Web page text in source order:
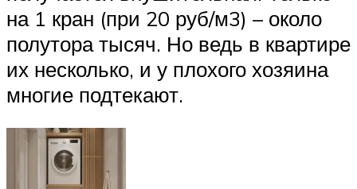
на 1 кран (при 20 руб/м3) – около
полутора тысяч. Но ведь в квартире
их несколько, и у плохого хозяина
многие подтекают.